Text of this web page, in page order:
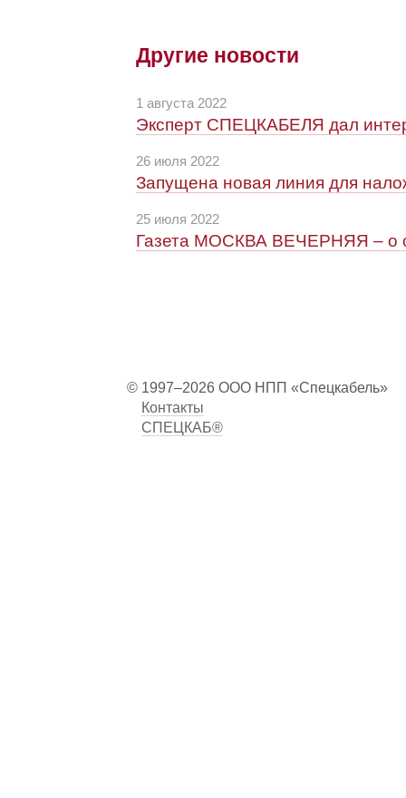
Другие новости
1 августа 2022
Эксперт СПЕЦКАБЕЛЯ дал
26 июля 2022
Запущена новая линия для
25 июля 2022
Газета МОСКВА ВЕЧЕРНЯЯ – о
© 1997–2026 ООО НПП «Спецкабель»
Контакты
СПЕЦКАБ®